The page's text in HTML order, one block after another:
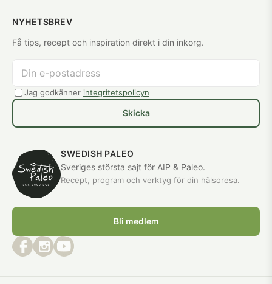
SWEDISH PALEO
Sveriges största sajt för AIP & Paleo.
Recept, program och verktyg för din hälsoresa.
Bli medlem
NYHETSBREV
Få tips, recept och inspiration direkt i din inkorg.
Jag godkänner integritetspolicyn
Skicka